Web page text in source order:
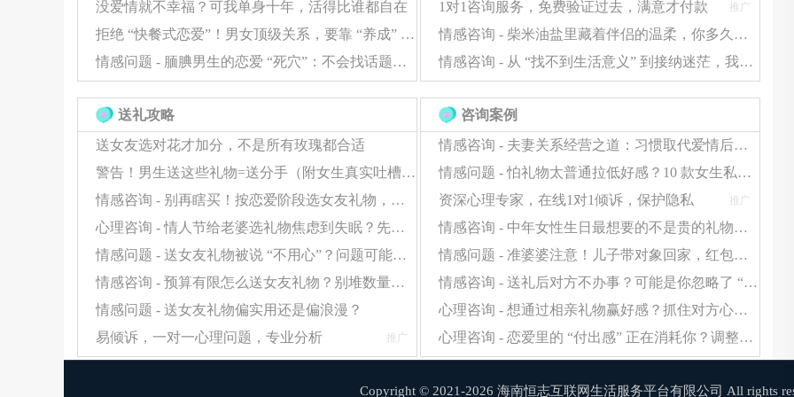
回避型：倾向于逃避冲突，可能表现为冷战
了解自己与伴侣的依恋类型，能更有效地预防和化解冲突。
解决亲密关系冲突的实用方法
建立良性冲突模式
广州咨询师观察发现，那些有固定"和解仪式"的伴侣(如争吵后一起去吃特定食物)往往修复得更快
这种模式创造了情绪缓冲的空间
情绪调节技巧
"味觉调解法"等感官体验能快速平复激烈情绪
没爱情就不幸福？可我单身十年，活得比谁都自在
拒绝 “快餐式恋爱”！男女顶级关系，要靠 “养成” 才够甜
情感问题 - 腼腆男生的恋爱 “死穴”：不会找话题、不敢肢体接触？这样改超简单
1对1咨询服务，免费验证过去，满意才付款
推广
情感咨询 - 柴米油盐里藏着伴侣的温柔，你多久没认真 “看见” 了？
情感咨询 - 从 “找不到生活意义” 到接纳迷茫，我帮你踩过这些坑
送礼攻略
送女友选对花才加分，不是所有玫瑰都合适
警告！男生送这些礼物=送分手（附女生真实吐槽合集）
情感咨询 - 别再瞎买！按恋爱阶段选女友礼物，轻松拉满彼此感情浓度
心理咨询 - 情人节给老婆选礼物焦虑到失眠？先缓解 “怕出错” 的心理，选对礼物更轻松
情感问题 - 送女友礼物被说 “不用心”？问题可能在 “包装和仪式感” 上
情感咨询 - 预算有限怎么送女友礼物？别堆数量，这 2 类礼物更显用心
情感问题 - 送女友礼物偏实用还是偏浪漫？
易倾诉，一对一心理问题，专业分析
推广
咨询案例
情感咨询 - 夫妻关系经营之道：习惯取代爱情后如何走
情感问题 - 怕礼物太普通拉低好感？10 款女生私藏小众好礼，贴心到她发朋友圈
资深心理专家，在线1对1倾诉，保护隐私
推广
情感咨询 - 中年女性生日最想要的不是贵的礼物！做好这 2 点，普通礼物也能暖到她心里
情感问题 - 准婆婆注意！儿子带对象回家，红包这么给避免情感小插曲
情感咨询 - 送礼后对方不办事？可能是你忽略了 “情感反馈”，这步很关键
心理咨询 - 想通过相亲礼物赢好感？抓住对方心理期待，送礼才不白费功夫
心理咨询 - 恋爱里的 “付出感” 正在消耗你？调整心态，感情才能长久保鲜
Copyright © 2021-2026 海南恒志互联网生活服务平台有限公司 All rights